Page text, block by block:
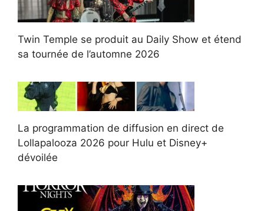
Twin Temple se produit au Daily Show et étend
sa tournée de l’automne 2026
La programmation de diffusion en direct de
Lollapalooza 2026 pour Hulu et Disney+
dévoilée